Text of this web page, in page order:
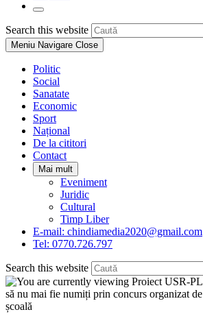
Toggle
website
search
Search this website
Meniu Navigare Close
Politic
Social
Sanatate
Economic
Sport
Național
De la cititori
Contact
Mai mult
Eveniment
Juridic
Cultural
Timp Liber
E-mail: chindiamedia2020@gmail.com
Tel: 0770.726.797
Search this website